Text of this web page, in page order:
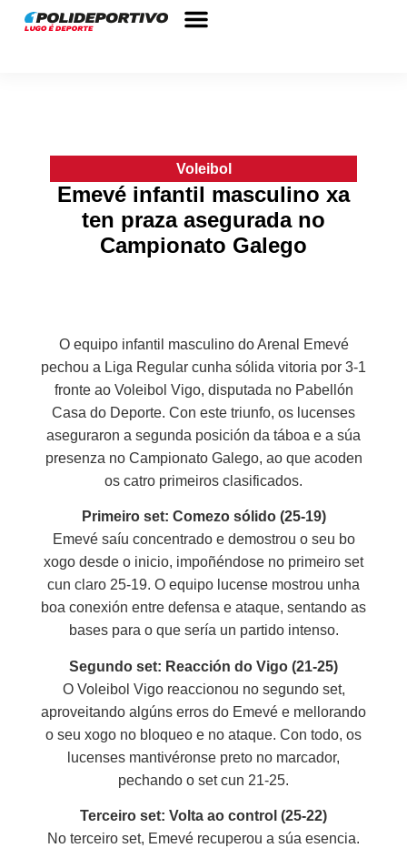
Voleibol
Emevé infantil masculino xa
ten praza asegurada no
Campionato Galego
O equipo infantil masculino do Arenal Emevé
pechou a Liga Regular cunha sólida vitoria por 3-1
fronte ao Voleibol Vigo, disputada no Pabellón
Casa do Deporte. Con este triunfo, os lucenses
aseguraron a segunda posición da táboa e a súa
presenza no Campionato Galego, ao que acoden
os catro primeiros clasificados.
Primeiro set: Comezo sólido (25-19)
Emevé saíu concentrado e demostrou o seu bo
xogo desde o inicio, impoñéndose no primeiro set
cun claro 25-19. O equipo lucense mostrou unha
boa conexión entre defensa e ataque, sentando as
bases para o que sería un partido intenso.
Segundo set: Reacción do Vigo (21-25)
O Voleibol Vigo reaccionou no segundo set,
aproveitando algúns erros do Emevé e mellorando
o seu xogo no bloqueo e no ataque. Con todo, os
lucenses mantivéronse preto no marcador,
pechando o set cun 21-25.
Terceiro set: Volta ao control (25-22)
No terceiro set, Emevé recuperou a súa esencia.